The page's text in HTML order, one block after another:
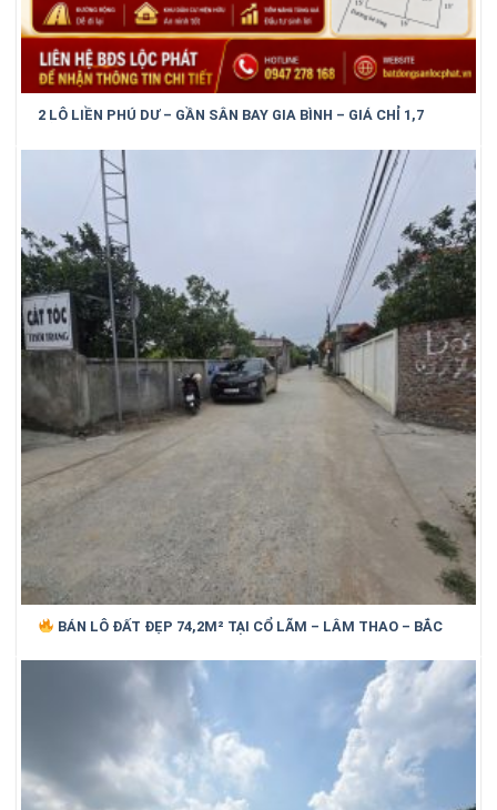
2 LÔ LIỀN PHÚ DƯ – GẦN SÂN BAY GIA BÌNH – GIÁ CHỈ 1,7
BÁN LÔ ĐẤT ĐẸP 74,2M² TẠI CỔ LÃM – LÂM THAO – BẮC